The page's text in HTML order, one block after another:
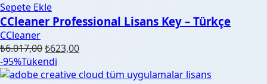
Sepete Ekle
CCleaner Professional Lisans Key – Türkçe
CCleaner
₺6.017,00Orijinal
fiyat:
₺6.017,00.
₺623,00Şu
fiyat:
-95%Tükendi